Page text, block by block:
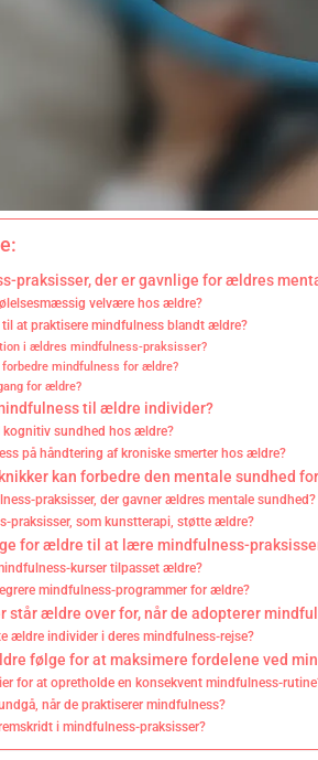
praksisser, der er gavnlige for ældres
velvære hos ældre?
at praktisere mindfulness blandt ældre?
i ældres mindfulness-praksisser?
mindfulness for ældre?
for ældre?
til ældre individer?
sundhed hos ældre?
på håndtering af kroniske smerter hos ældre?
kan forbedre den mentale sundhed
praksisser, der gavner ældres mentale sundhed?
praksisser, som kunstterapi, støtte ældre?
for ældre til at lære mindfulness-
kurser tilpasset ældre?
mindfulness-programmer for ældre?
står ældre over for, når de adopterer
ældre individer i deres mindfulness-rejse?
følge for at maksimere fordelene ved
for at opretholde en konsekvent mindfulness-
når de praktiserer mindfulness?
i mindfulness-praksisser?